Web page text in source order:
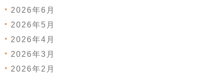
2026年6月
2026年5月
2026年4月
2026年3月
2026年2月